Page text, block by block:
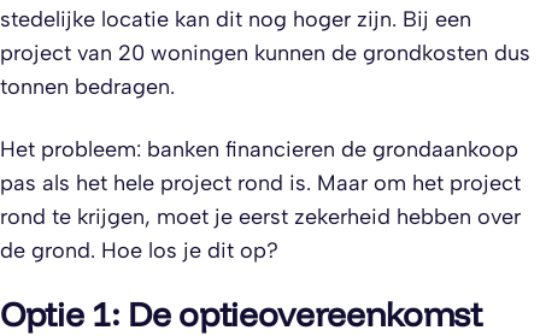
stedelijke locatie kan dit nog hoger zijn. Bij een
project van 20 woningen kunnen de grondkosten dus
tonnen bedragen.
Het probleem: banken financieren de grondaankoop
pas als het hele project rond is. Maar om het project
rond te krijgen, moet je eerst zekerheid hebben over
de grond. Hoe los je dit op?
Optie 1: De optieovereenkomst